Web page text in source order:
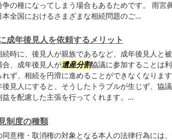
争の種になってしまう場合もあるためです。 雨宮
本全国におけるさまざまな相続問題のご...
成年後見人を依頼するメリット
続時に、後見人が親族であるなど、成年後見人と
合、成年後見人が遺産分割協議に参加することは
れず、相続を円滑に進めることができなくなりま
後見人にすると、そうしたトラブルが生じず、協
益を配慮した主張を行ってくれます。...
制度の種類
同意権・取消権の対象となる本人の法律行為には